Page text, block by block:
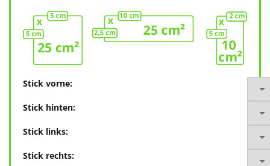
Stick vorne:
Stick hinten:
Stick links:
Stick rechts: